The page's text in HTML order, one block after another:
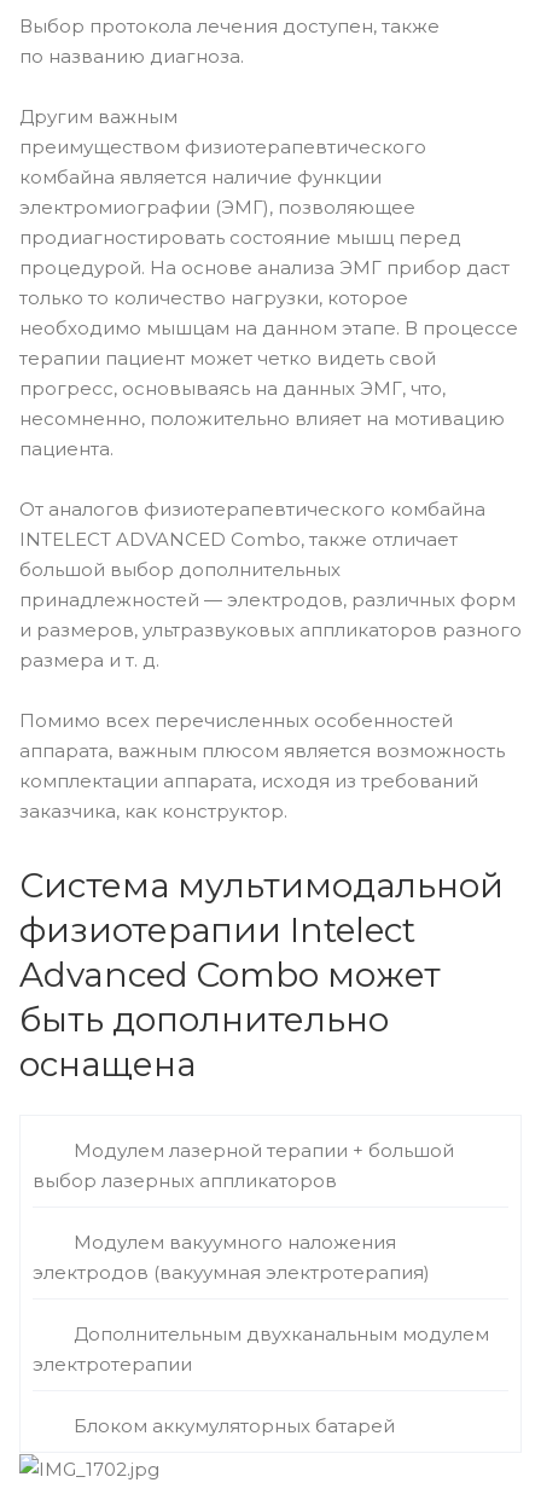
Выбор протокола лечения доступен, также
по названию диагноза.
Другим важным
преимуществом физиотерапевтического
комбайна является наличие функции
электромиографии (ЭМГ), позволяющее
продиагностировать состояние мышц перед
процедурой. На основе анализа ЭМГ прибор даст
только то количество нагрузки, которое
необходимо мышцам на данном этапе. В процессе
терапии пациент может четко видеть свой
прогресс, основываясь на данных ЭМГ, что,
несомненно, положительно влияет на мотивацию
пациента.
От аналогов физиотерапевтического комбайна
INTELECT ADVANCED Combo, также отличает
большой выбор дополнительных
принадлежностей — электродов, различных форм
и размеров, ультразвуковых аппликаторов разного
размера и т. д.
Помимо всех перечисленных особенностей
аппарата, важным плюсом является возможность
комплектации аппарата, исходя из требований
заказчика, как конструктор.
Система мультимодальной
физиотерапии Intelect
Advanced Combo может
быть дополнительно
оснащена
Модулем лазерной терапии + большой
выбор лазерных аппликаторов
Модулем вакуумного наложения
электродов (вакуумная электротерапия)
Дополнительным двухканальным модулем
электротерапии
Блоком аккумуляторных батарей